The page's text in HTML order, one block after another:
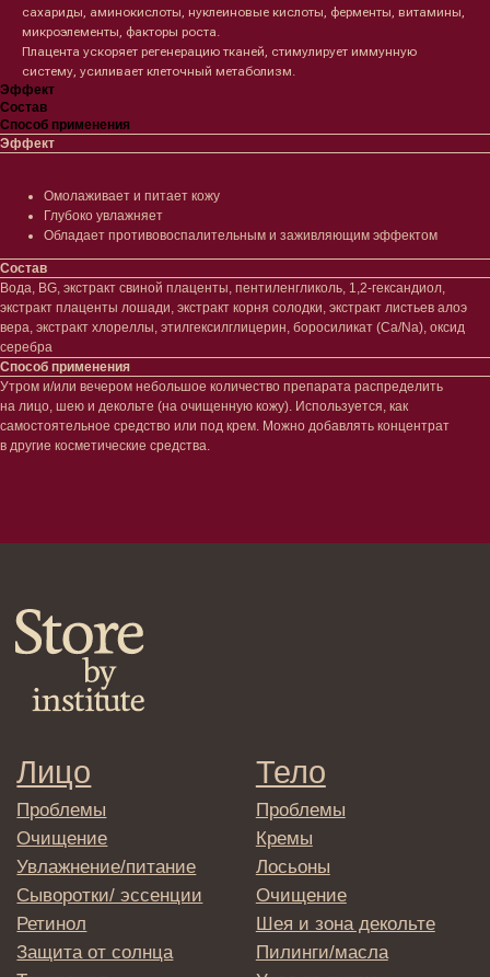
сахариды, аминокислоты, нуклеиновые кислоты, ферменты, витамины,
микроэлементы, факторы роста.
Плацента ускоряет регенерацию тканей, стимулирует иммунную
систему, усиливает клеточный метаболизм.
Эффект
Состав
Способ применения
Эффект
Омолаживает и питает кожу
Глубоко увлажняет
Обладает противовоспалительным и заживляющим эф­фектом
Состав
Вода, BG, экстракт свиной плаценты, пентиленгликоль, 1,2-гександиол,
экстракт плаценты лошади, экстракт корня солодки, экстракт листьев алоэ
вера, экстракт хлореллы, этилгексилглицерин, боросиликат (Ca/Na), оксид
серебра
Способ применения
Утром и/или вечером небольшое количество препарата распределить
на лицо, шею и декольте (на очищенную кожу). Используется, как
самостоятельное средство или под крем. Можно добавлять концентрат
в другие косметические средства.
Проблемы
Лосьоны
Шея и зона декольте
Пилинги/масла
Уход за руками
Уход за ногами
Средства для ванны
Сертификаты
Наборы
Система лояльности
Доставка и самовывоз
Оплата и возврат
Согласие на обработку
персональных данных
Политика
Реквизиты и контакты
Подписаться
E-mail
→
Отправляя адрес электронной почты
вы соглашаетесь с политикой в отношении
обработки персональных данных
Лицо
Проблемы
Увлажнение/питание
Сыворотки/ эссенции
Ретинол
Защита от солнца
Тонизация
Восстановление
Маски и патчи
Уход за губами
Декоротивная косметика
Волосы
Проблемы
Кондиционеры/бальзамы